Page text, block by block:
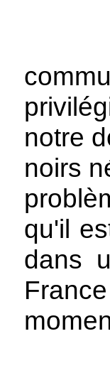
notre
noirs
qu'il
dans